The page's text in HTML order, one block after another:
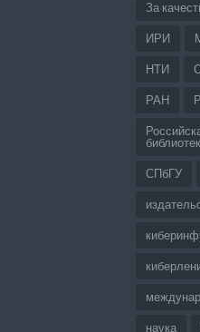
За
ИРИ
НТИ
РАН
СПбГУ
наука